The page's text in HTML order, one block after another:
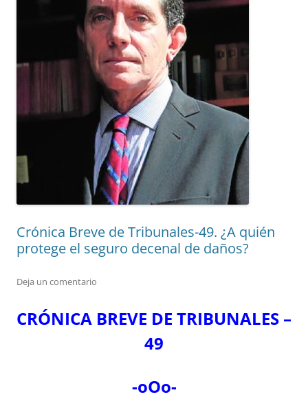
Crónica Breve de Tribunales-49. ¿A quién
protege el seguro decenal de daños?
Deja un comentario
CRÓNICA BREVE DE TRIBUNALES –
49
-oOo-